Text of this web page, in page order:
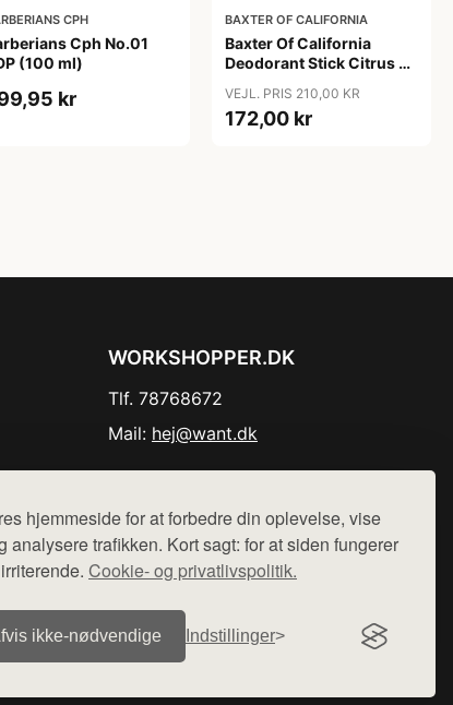
hjemmeside for at forbedre din oplevelse, vise
analysere trafikken. Kort sagt: for at siden fungerer
Cookie- og privatlivspolitik.
ikke‑nødvendige Indstillinger
CPH
Cph No.01
(100 ml)
kr
BAXTER OF CALIFORNIA
Baxter Of California
Deodorant Stick Citrus &
VEJL. PRIS 210,00 KR
172,00 kr
WORKSHOPPER.DK
Tlf. 78768672
Mail: hej@want.dk
ikke varer fra denne side - vi henviser til de shops,